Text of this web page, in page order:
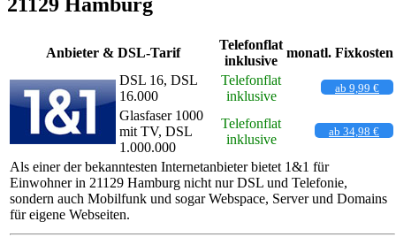
Anbieter & DSL-Tarif
Telefonflat
inklusive
monatl. Fixkosten
DSL 16, DSL
16.000
Telefonflat
inklusive
ab 9,99 €
Glasfaser 1000
mit TV, DSL
1.000.000
Telefonflat
inklusive
ab 34,98 €
Als einer der bekanntesten Internetanbieter bietet 1&1 für
Einwohner in 21129 Hamburg nicht nur DSL und Telefonie,
sondern auch Mobilfunk und sogar Webspace, Server und Domains
für eigene Webseiten.